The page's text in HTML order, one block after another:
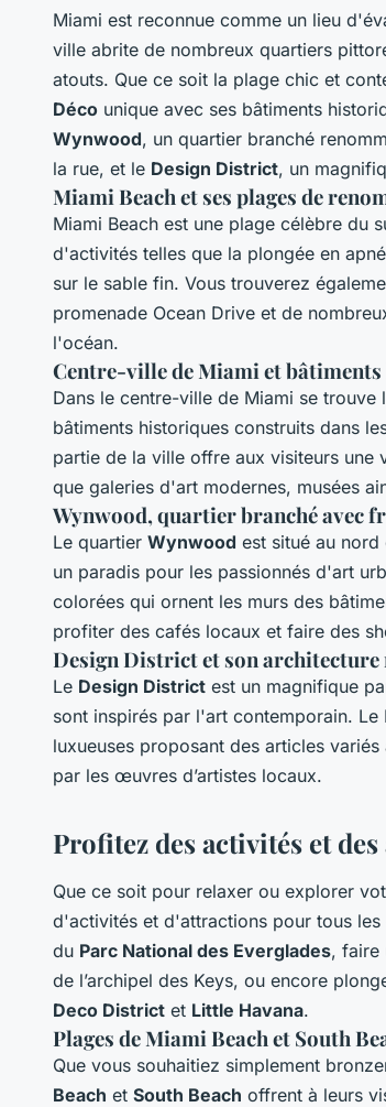
Miami est reconnue comme un lieu
ville abrite de nombreux quartiers
atouts. Que ce soit la plage chic et
Déco unique avec ses bâtiments
Wynwood, un quartier branché
la rue, et le Design District, un
Miami Beach et ses plages de
Miami Beach est une plage célèbre du
d'activités telles que la plongée en
sur le sable fin. Vous trouverez
promenade Ocean Drive et de
l'océan.
Centre-ville de Miami et
Dans le centre-ville de Miami se trouve
bâtiments historiques construits dans
partie de la ville offre aux visiteurs une
que galeries d'art modernes, musées
Wynwood, quartier branché avec
Le quartier Wynwood est situé au
un paradis pour les passionnés d'art
colorées qui ornent les murs des
profiter des cafés locaux et faire des
Design District et son architecture
Le Design District est un magnifique
sont inspirés par l'art contemporain.
luxueuses proposant des articles
par les œuvres d’artistes locaux.
Profitez des activités et
Que ce soit pour relaxer ou explorer
d'activités et d'attractions pour tous
du Parc National des Everglades, faire
de l’archipel des Keys, ou encore
Deco District et Little Havana.
Plages de Miami Beach et South
Que vous souhaitiez simplement
Beach et South Beach offrent à leurs